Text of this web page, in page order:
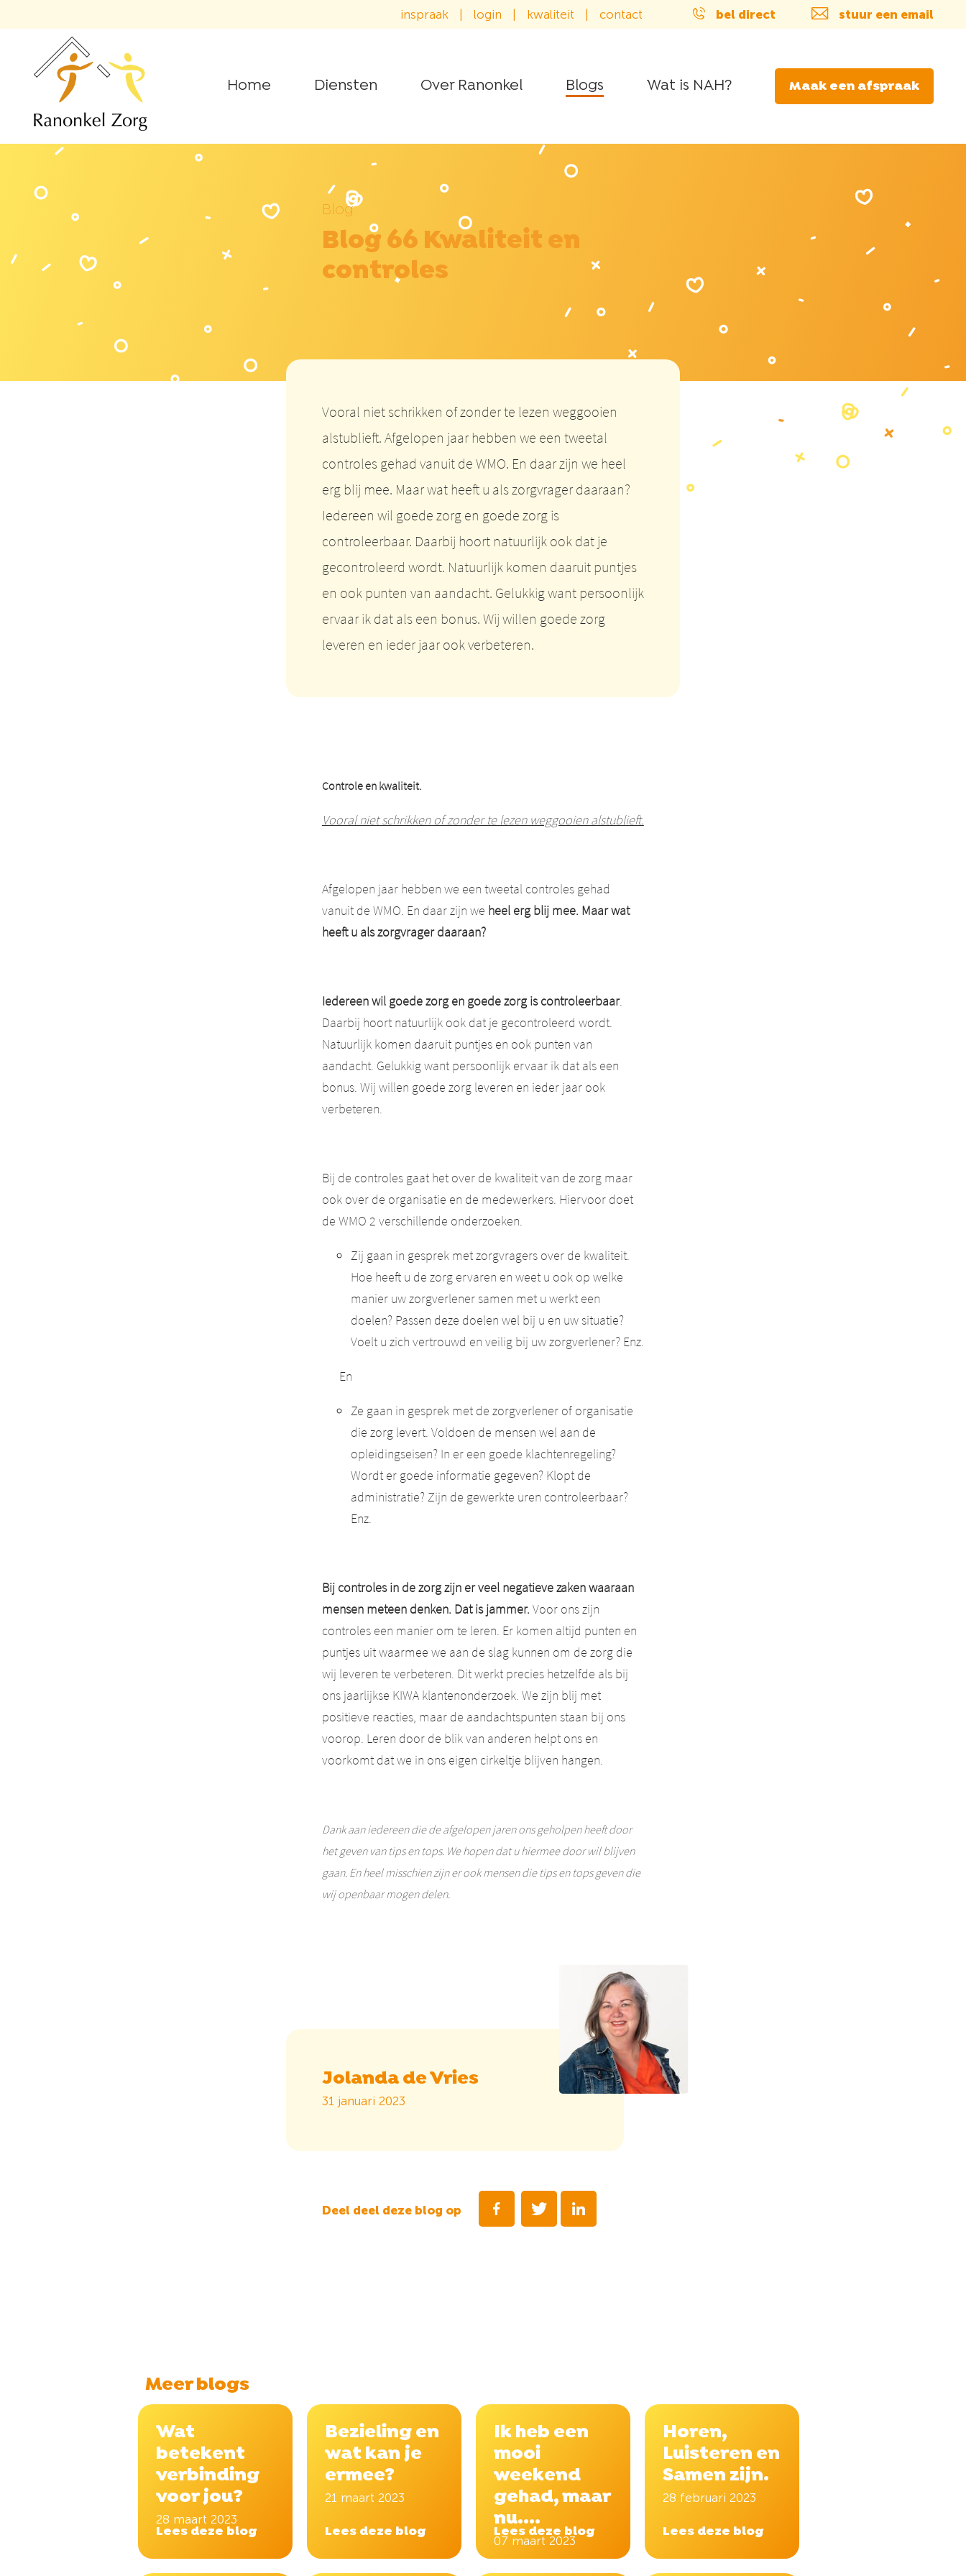
inspraak login kwaliteit contact bel direct stuur een email
Home Diensten Over Ranonkel Blogs Wat is NAH? Maak een afspraak
Blog
Blog 66 Kwaliteit en
controles
Vooral niet schrikken of zonder te lezen weggooien
alstublieft. Afgelopen jaar hebben we een tweetal
controles gehad vanuit de WMO. En daar zijn we heel
erg blij mee. Maar wat heeft u als zorgvrager daaraan?
Iedereen wil goede zorg en goede zorg is
controleerbaar. Daarbij hoort natuurlijk ook dat je
gecontroleerd wordt. Natuurlijk komen daaruit puntjes
en ook punten van aandacht. Gelukkig want persoonlijk
ervaar ik dat als een bonus. Wij willen goede zorg
leveren en ieder jaar ook verbeteren.
Controle en kwaliteit.
Vooral niet schrikken of zonder te lezen weggooien alstublieft.
Afgelopen jaar hebben we een tweetal controles gehad
vanuit de WMO. En daar zijn we heel erg blij mee. Maar wat
heeft u als zorgvrager daaraan?
Iedereen wil goede zorg en goede zorg is controleerbaar.
Daarbij hoort natuurlijk ook dat je gecontroleerd wordt.
Natuurlijk komen daaruit puntjes en ook punten van
aandacht. Gelukkig want persoonlijk ervaar ik dat als een
bonus. Wij willen goede zorg leveren en ieder jaar ook
verbeteren.
Bij de controles gaat het over de kwaliteit van de zorg maar
ook over de organisatie en de medewerkers. Hiervoor doet
de WMO 2 verschillende onderzoeken.
Zij gaan in gesprek met zorgvragers over de kwaliteit.
Hoe heeft u de zorg ervaren en weet u ook op welke
manier uw zorgverlener samen met u werkt een
doelen? Passen deze doelen wel bij u en uw situatie?
Voelt u zich vertrouwd en veilig bij uw zorgverlener? Enz.
En
Ze gaan in gesprek met de zorgverlener of organisatie
die zorg levert. Voldoen de mensen wel aan de
opleidingseisen? In er een goede klachtenregeling?
Wordt er goede informatie gegeven? Klopt de
administratie? Zijn de gewerkte uren controleerbaar?
Enz.
Bij controles in de zorg zijn er veel negatieve zaken waaraan
mensen meteen denken. Dat is jammer.Voor ons zijn
controles een manier om te leren. Er komen altijd punten en
puntjes uit waarmee we aan de slag kunnen om de zorg die
wij leveren te verbeteren. Dit werkt precies hetzelfde als bij
ons jaarlijkse KIWA klantenonderzoek. We zijn blij met
positieve reacties, maar de aandachtspunten staan bij ons
voorop. Leren door de blik van anderen helpt ons en
voorkomt dat we in ons eigen cirkeltje blijven hangen.
Dank aan iedereen die de afgelopen jaren ons geholpen heeft door
het geven van tips en tops. We hopen dat u hiermee door wil blijven
gaan. En heel misschien zijn er ook mensen die tips en tops geven die
wij openbaar mogen delen.
Jolanda de Vries
31 januari 2023
Deel deel deze blog op
Meer blogs
Wat
betekent
verbinding
voor jou?
28 maart 2023
Lees deze blog
Bezieling en
wat kan je
ermee?
21 maart 2023
Lees deze blog
Ik heb een
mooi
weekend
gehad, maar
nu....
07 maart 2023
Lees deze blog
Horen,
Luisteren en
Samen zijn.
28 februari 2023
Lees deze blog